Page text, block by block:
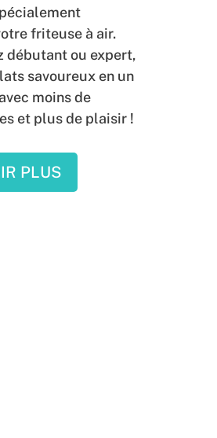
friteuse à air.
débutant ou expert,
savoureux en un
moins de
et plus de plaisir !
PLUS